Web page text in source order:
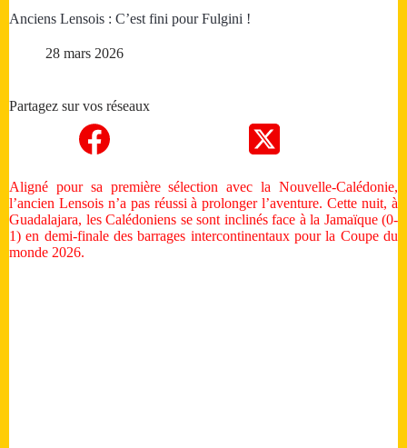
Anciens Lensois : C’est fini pour Fulgini !
28 mars 2026
Partagez sur vos réseaux
Aligné pour sa première sélection avec la Nouvelle-Calédonie,
l’ancien Lensois n’a pas réussi à prolonger l’aventure. Cette nuit, à
Guadalajara, les Calédoniens se sont inclinés face à la Jamaïque (0-
1) en demi-finale des barrages intercontinentaux pour la Coupe du
monde 2026.